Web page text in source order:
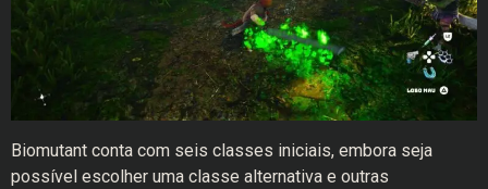
Biomutant conta com seis classes iniciais, embora seja
possível escolher uma classe alternativa e outras